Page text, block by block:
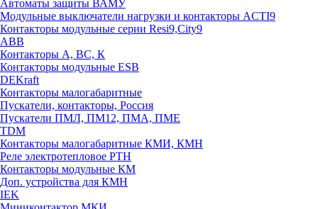
Автоматы защиты ВАМУ
Модульные выключатели нагрузки и контакторы ACTI9
Контакторы модульные серии Resi9,City9
ABB
Контакторы А, ВС, К
Контакторы модульные ESB
DEKraft
Контакторы малогабаритные
Пускатели, контакторы, Россия
Пускатели ПМЛ, ПМ12, ПМА, ПМЕ
TDM
Контакторы малогабаритные КМИ, КМН
Реле электротепловое РТН
Контакторы модульные КМ
Доп. устройства для КМН
IEK